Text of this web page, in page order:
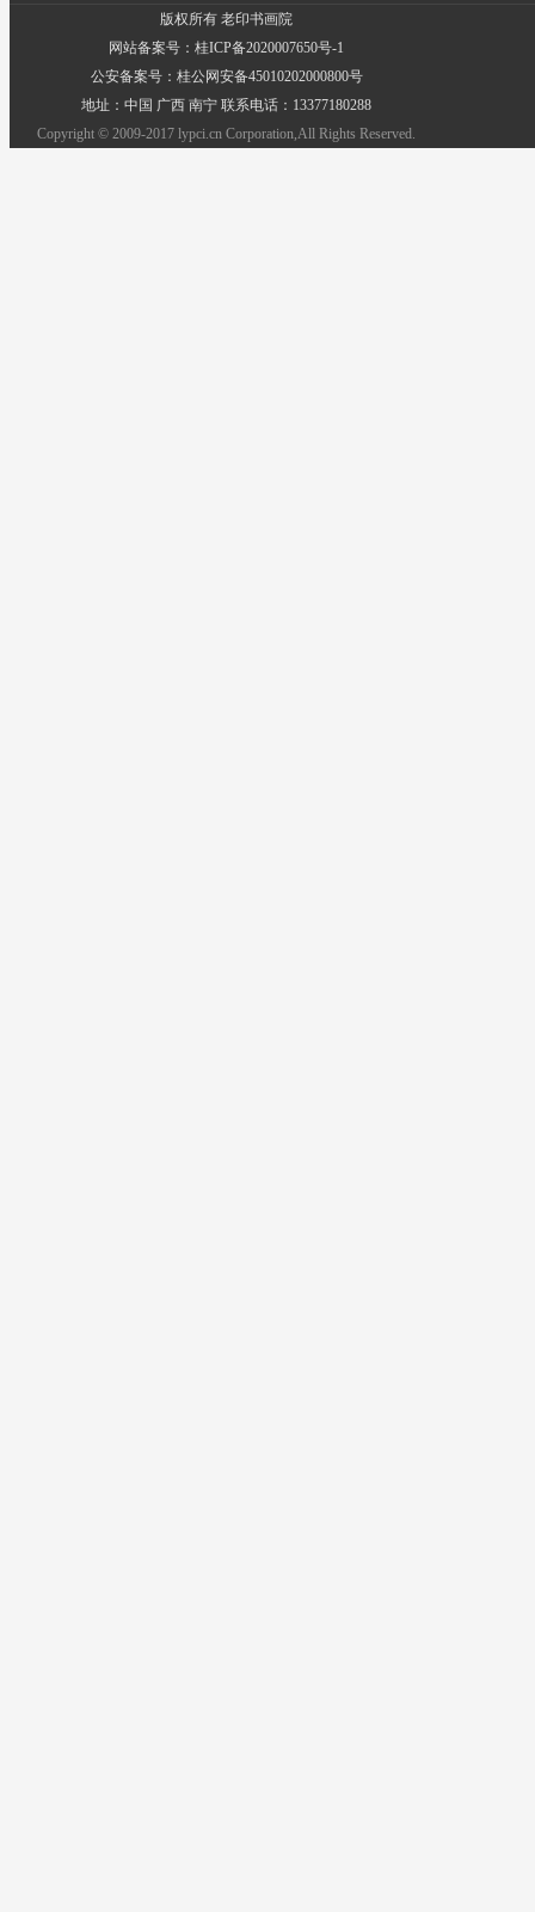
版权所有 老印书画院
网站备案号：桂ICP备2020007650号-1
公安备案号：桂公网安备45010202000800号
地址：中国 广西 南宁 联系电话：13377180288
Copyright © 2009-2017 lypci.cn Corporation,All Rights Reserved.